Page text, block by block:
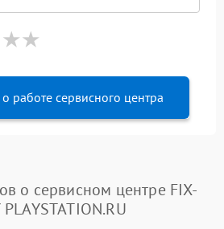
работе сервисного центра
о сервисном центре FIX-
PLAYSTATION.RU